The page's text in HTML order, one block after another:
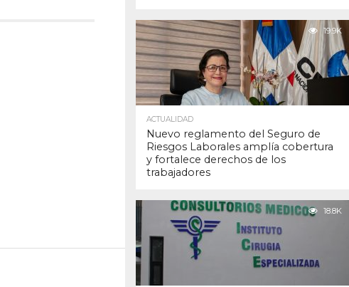
19.9K
ACTUALIDAD
Nuevo reglamento del Seguro de
Riesgos Laborales amplía cobertura
y fortalece derechos de los
trabajadores
18.8K